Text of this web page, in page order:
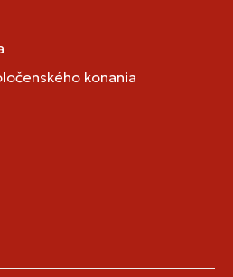
konania